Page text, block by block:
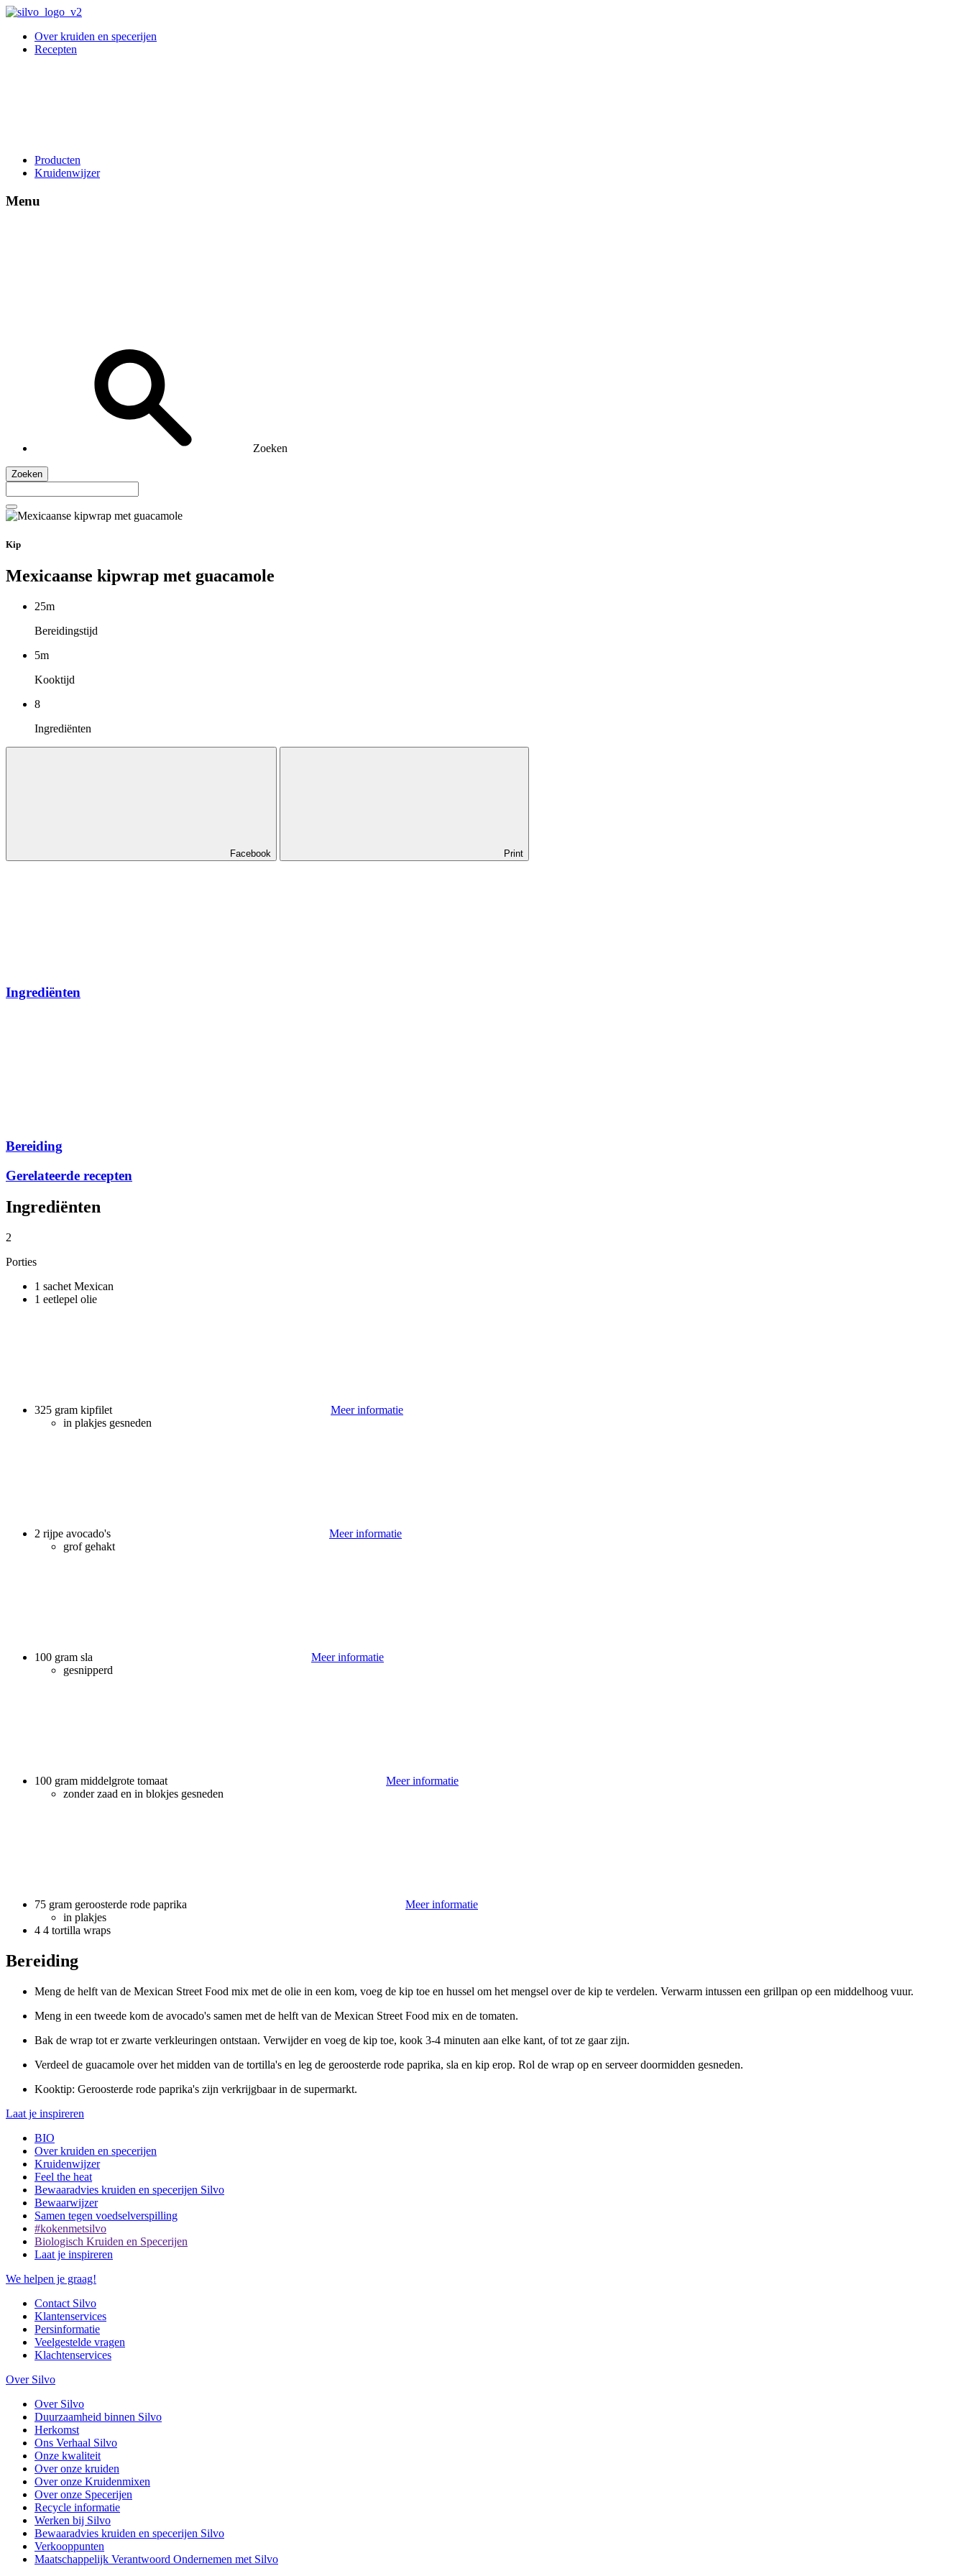
Over kruiden en specerijen
Recepten
Producten
Kruidenwijzer
Menu
Zoeken
Zoeken
Kip
Mexicaanse kipwrap met guacamole
25m
Bereidingstijd
5m
Kooktijd
8
Ingrediënten
Facebook Print
Ingrediënten
Bereiding
Gerelateerde recepten
Ingrediënten
2
Porties
1 sachet Mexican
1 eetlepel olie
325 gram kipfilet
Meer informatie
in plakjes gesneden
2 rijpe avocado's
Meer informatie
grof gehakt
100 gram sla
Meer informatie
gesnipperd
100 gram middelgrote tomaat
Meer informatie
zonder zaad en in blokjes gesneden
75 gram geroosterde rode paprika
Meer informatie
in plakjes
4 4 tortilla wraps
Bereiding
Meng de helft van de Mexican Street Food mix met de olie in een kom, voeg de kip toe en hussel om het mengsel over de kip te verdelen. Verwarm intussen een grillpan op een middelhoog vuur.
Meng in een tweede kom de avocado's samen met de helft van de Mexican Street Food mix en de tomaten.
Bak de wrap tot er zwarte verkleuringen ontstaan. Verwijder en voeg de kip toe, kook 3-4 minuten aan elke kant, of tot ze gaar zijn.
Verdeel de guacamole over het midden van de tortilla's en leg de geroosterde rode paprika, sla en kip erop. Rol de wrap op en serveer doormidden gesneden.
Kooktip: Geroosterde rode paprika's zijn verkrijgbaar in de supermarkt.
Laat je inspireren
BIO
Over kruiden en specerijen
Kruidenwijzer
Feel the heat
Bewaaradvies kruiden en specerijen Silvo
Bewaarwijzer
Samen tegen voedselverspilling
#kokenmetsilvo
Biologisch Kruiden en Specerijen
Laat je inspireren
We helpen je graag!
Contact Silvo
Klantenservices
Persinformatie
Veelgestelde vragen
Klachtenservices
Over Silvo
Over Silvo
Duurzaamheid binnen Silvo
Herkomst
Ons Verhaal Silvo
Onze kwaliteit
Over onze kruiden
Over onze Kruidenmixen
Over onze Specerijen
Recycle informatie
Werken bij Silvo
Bewaaradvies kruiden en specerijen Silvo
Verkooppunten
Maatschappelijk Verantwoord Ondernemen met Silvo